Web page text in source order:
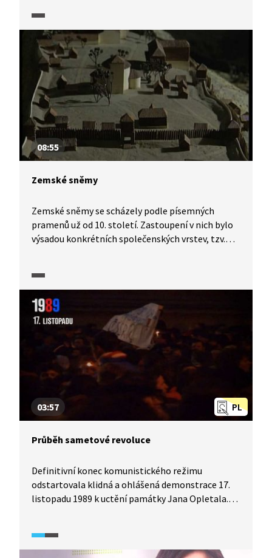
a představitele komunistického režimu Mariána
Čalfy. Je pravda, že po ní byl Havel zvolen
prezidentem jednomyslně všemi poslanci
tehdejšího Federálního shromáždění. A je pravda,
že komunistická strana nebyla nikdy zakázána. Co
se však na schůzce opravdu odehrálo, nikdo neví.
08:55
Zemské sněmy
Zemské sněmy se scházely podle písemných
pramenů už od 10. století. Zastoupení v nich bylo
výsadou konkrétních společenských vrstev, tzv.
role při uvedení panovníka na trůn. Zemské sněmy
tvořily jakousi mocenskou protiváhu vládnoucího
knížete a lze je s jistou mírou zjednodušení
pokládat za předchůdce dnešních parlamentů,
za jakousi šlechtickou demokracii.
PL
03:57
Průběh sametové revoluce
Definitivní konec komunistického režimu
odstartovala klidná a ohlášená demonstrace 17.
listopadu 1989 k uctění památky Jana Opletala.
Na brutální policejní zásah reagovalo hnutí
Občanské fórum, a i přes neexistenci mobilů